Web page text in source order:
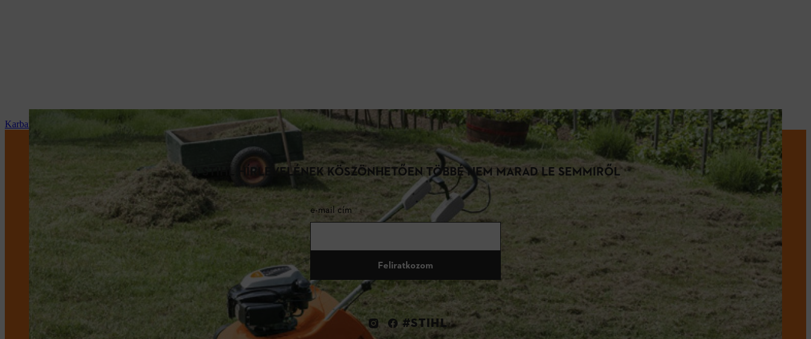
Karbantartás és javítás
A STIHL HÍRLEVELÉNEK KÖSZÖNHETŐEN TÖBBÉ NEM MARAD LE SEMMIRŐL
e-mail cím
Feliratkozom
#STIHL